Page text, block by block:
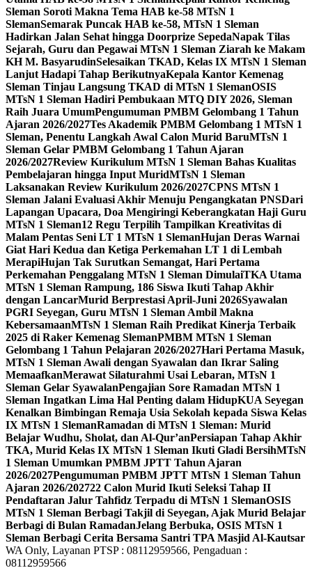
Sleman Soroti Makna Tema HAB ke-58 MTsN 1
SlemanSemarak Puncak HAB ke-58, MTsN 1 Sleman
Hadirkan Jalan Sehat hingga Doorprize SepedaNapak Tilas
Sejarah, Guru dan Pegawai MTsN 1 Sleman Ziarah ke Makam
KH M. BasyarudinSelesaikan TKAD, Kelas IX MTsN 1 Sleman
Lanjut Hadapi Tahap BerikutnyaKepala Kantor Kemenag
Sleman Tinjau Langsung TKAD di MTsN 1 SlemanOSIS
MTsN 1 Sleman Hadiri Pembukaan MTQ DIY 2026, Sleman
Raih Juara UmumPengumuman PMBM Gelombang 1 Tahun
Ajaran 2026/2027Tes Akademik PMBM Gelombang 1 MTsN 1
Sleman, Penentu Langkah Awal Calon Murid BaruMTsN 1
Sleman Gelar PMBM Gelombang 1 Tahun Ajaran
2026/2027Review Kurikulum MTsN 1 Sleman Bahas Kualitas
Pembelajaran hingga Input MuridMTsN 1 Sleman
Laksanakan Review Kurikulum 2026/2027CPNS MTsN 1
Sleman Jalani Evaluasi Akhir Menuju Pengangkatan PNSDari
Lapangan Upacara, Doa Mengiringi Keberangkatan Haji Guru
MTsN 1 Sleman12 Regu Terpilih Tampilkan Kreativitas di
Malam Pentas Seni LT 1 MTsN 1 SlemanHujan Deras Warnai
Giat Hari Kedua dan Ketiga Perkemahan LT 1 di Lembah
MerapiHujan Tak Surutkan Semangat, Hari Pertama
Perkemahan Penggalang MTsN 1 Sleman DimulaiTKA Utama
MTsN 1 Sleman Rampung, 186 Siswa Ikuti Tahap Akhir
dengan LancarMurid Berprestasi April-Juni 2026Syawalan
PGRI Seyegan, Guru MTsN 1 Sleman Ambil Makna
KebersamaanMTsN 1 Sleman Raih Predikat Kinerja Terbaik
2025 di Raker Kemenag SlemanPMBM MTsN 1 Sleman
Gelombang 1 Tahun Pelajaran 2026/2027Hari Pertama Masuk,
MTsN 1 Sleman Awali dengan Syawalan dan Ikrar Saling
MemaafkanMerawat Silaturahmi Usai Lebaran, MTsN 1
Sleman Gelar SyawalanPengajian Sore Ramadan MTsN 1
Sleman Ingatkan Lima Hal Penting dalam HidupKUA Seyegan
Kenalkan Bimbingan Remaja Usia Sekolah kepada Siswa Kelas
IX MTsN 1 SlemanRamadan di MTsN 1 Sleman: Murid
Belajar Wudhu, Sholat, dan Al-Qur’anPersiapan Tahap Akhir
TKA, Murid Kelas IX MTsN 1 Sleman Ikuti Gladi BersihMTsN
1 Sleman Umumkan PMBM JPTT Tahun Ajaran
2026/2027Pengumuman PMBM JPTT MTsN 1 Sleman Tahun
Ajaran 2026/202722 Calon Murid Ikuti Seleksi Tahap II
Pendaftaran Jalur Tahfidz Terpadu di MTsN 1 SlemanOSIS
MTsN 1 Sleman Berbagi Takjil di Seyegan, Ajak Murid Belajar
Berbagi di Bulan RamadanJelang Berbuka, OSIS MTsN 1
Sleman Berbagi Cerita Bersama Santri TPA Masjid Al-Kautsar
WA Only, Layanan PTSP : 08112959566, Pengaduan :
08112959566